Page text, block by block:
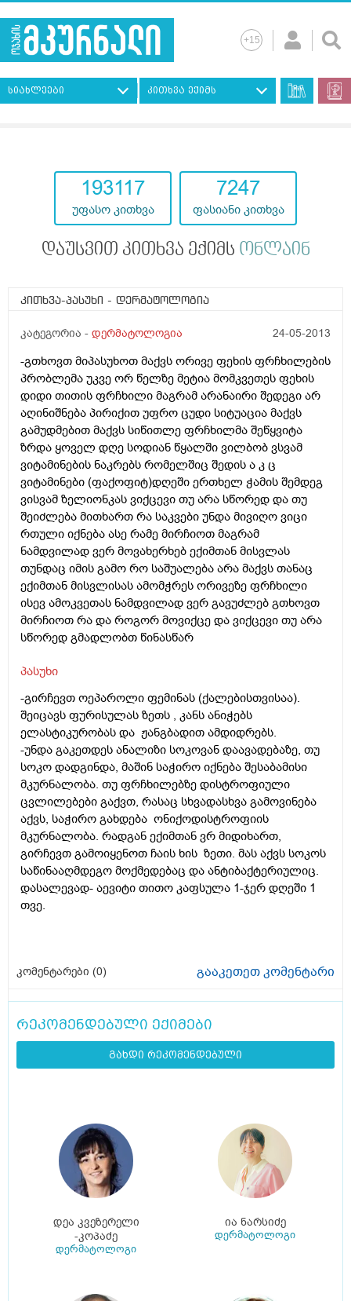
სიახლეები კითხვა ექიმს
193117
უფასო კითხვა
7247
ფასიანი კითხვა
დაუსვით კითხვა ექიმს ონლაინ
კითხვა-პასუხი - დერმატოლოგია
კატეგორია - დერმატოლოგია 24-05-2013
-გთხოვთ მიპასუხოთ მაქვს ორივე ფეხის ფრჩხილების
პრობლემა უკვე ორ წელზე მეტია მომკვეთეს ფეხის
დიდი თითის ფრჩხილი მაგრამ არანაირი შედეგი არ
აღინიშნება პირიქით უფრო ცუდი სიტუაცია მაქვს
გამუდმებით მაქვს სიწითლე ფრჩხილმა შეწყვიტა
ზრდა ყოველ დღე სოდიან წყალში ვილბობ ვსვამ
ვიტამინების ნაკრებს რომელშიც შედის ა კ ც
ვიტამინები (ფაქოფიტ)დღეში ერთხელ ჭამის შემდეგ
ვისვამ ზელიონკას ვიქცევი თუ არა სწორედ და თუ
შეიძლება მითხართ რა საკვები უნდა მივიღო ვიცი
რთული იქნება ასე რამე მირჩიოთ მაგრამ
ნამდვილად ვერ მოვახერხებ ექიმთან მისვლას
თუნდაც იმის გამო რო საშუალება არა მაქვს თანაც
ექიმთან მისვლისას ამომჭრეს ორივეზე ფრჩხილი
ისევ ამოკვეთას ნამდვილად ვერ გავუძლებ გთხოვთ
მირჩიოთ რა და როგორ მოვიქცე და ვიქცევი თუ არა
სწორედ გმადლობთ წინასწარ
პასუხი
-გირჩევთ ოეპაროლი ფემინას (ქალებისთვისაა).
შეიცავს ფურისულას ზეთს , კანს ანიჭებს
ელასტიკურობას და ჟანგბადით ამდიდრებს.
-უნდა გაკეთდეს ანალიზი სოკოვან დაავადებაზე, თუ
სოკო დადგინდა, მაშინ საჭირო იქნება შესაბამისი
მკურნალობა. თუ ფრჩხილებზე დისტროფიული
ცვლილებები გაქვთ, რასაც სხვადასხვა გამოვინება
აქვს, საჭირო გახდება ონიქოდისტროფიის
მკურნალობა. რადგან ექიმთან ვრ მიდიხართ,
გირჩევთ გამოიყენოთ ჩაის ხის ზეთი. მას აქვს სოკოს
საწინააღმდეგო მოქმედებაც და ანტიბაქტერიულიც.
დასალევად- აევიტი თითო კაფსულა 1-ჯერ დღეში 1
თვე.
კომენტარები (0) გააკეთეთ კომენტარი
რეკომენდებული ექიმები
გახდი რეკომენდებული
დეა კვეზერელი
-კოპაძე
დერმატოლოგი
ია ნარსიძე
დერმატოლოგი